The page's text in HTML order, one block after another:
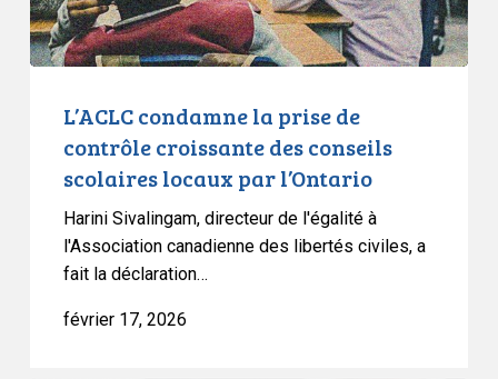
conseils
scolaires
locaux
l’Ontario
L’ACLC condamne la prise de
contrôle croissante des conseils
scolaires locaux par l’Ontario
Harini Sivalingam, directeur de l'égalité à
l'Association canadienne des libertés civiles, a
fait la déclaration…
février 17, 2026